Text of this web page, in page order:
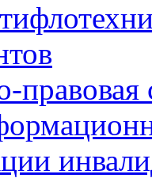
правовая